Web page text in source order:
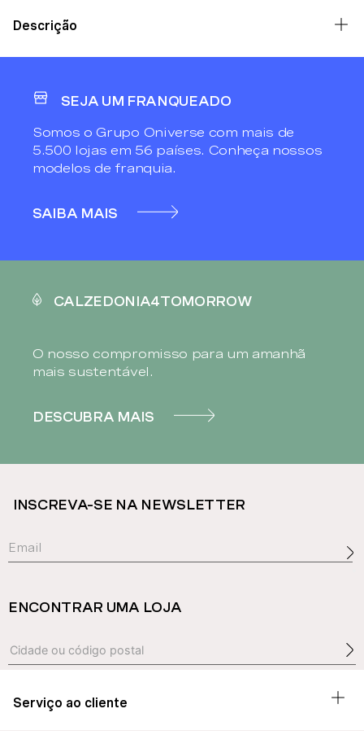
Descrição
SEJA UM FRANQUEADO
Somos o Grupo Oniverse com mais de
5.500 lojas em 56 países. Conheça nossos
modelos de franquia.
SAIBA MAIS
CALZEDONIA4TOMORROW
O nosso compromisso para um amanhã
mais sustentável.
DESCUBRA MAIS
INSCREVA-SE NA NEWSLETTER
ENCONTRAR UMA LOJA
Serviço ao cliente